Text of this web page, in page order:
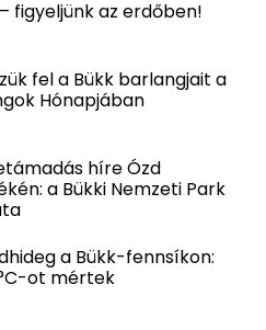
figyeljünk az erdőben!
fel a Bükk barlangjait a
Hónapjában
híre Ózd
a Bükki Nemzeti Park
a Bükk-fennsíkon:
ot mértek